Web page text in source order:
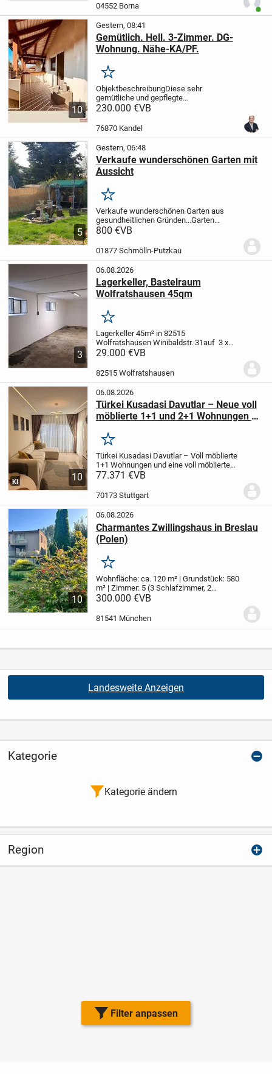
Filter anpassen
04552 Borna
10
Gestern, 08:41
Gemütlich. Hell. 3-Zimmer. DG-
Wohnung. Nähe-KA/PF.
Merken
ObjektbeschreibungDiese sehr
gemütliche und gepflegte
Dachgeschosswohnung befindet sich in
1995 in ruhiger Wohnlage von
230.000 €VB
76870 Kandel
5
Gestern, 06:48
Verkaufe wunderschönen Garten mit
Aussicht
Merken
Verkaufe wunderschönen Garten aus
gesundheitlichen Gründen...Garten
befindet sich unterhalb vom Steinbruch in
Anbaupflichten..!!..und man ist schnell im
800 €VB
01877 Schmölln-Putzkau
3
06.08.2026
Lagerkeller, Bastelraum
Wolfratshausen 45qm
Merken
Lagerkeller 45m² in 82515
Wolfratshausen Winibaldstr. 31auf 3 x
15m bietet sich viel Stellwand für
Zähler Der Raum hat 2 Fenster, Zufahrt
29.000 €VB
82515 Wolfratshausen
10
KI
06.08.2026
Türkei Kusadasi Davutlar – Neue voll
möblierte 1+1 und 2+1 Wohnungen zu
Merken
Türkei Kusadasi Davutlar – Voll möblierte
1+1 Wohnungen und eine voll möblierte
2+1 WohnungUnsere Wohnungen sind
der Nähe von Supermärkten, dem
Gesundheitszent...
77.371 €VB
70173 Stuttgart
10
06.08.2026
Charmantes Zwillingshaus in Breslau
(Polen)
Merken
Wohnfläche: ca. 120 m² | Grundstück: 580
m² | Zimmer: 5 (3 Schlafzimmer, 2
Wohnzimmer) | Baujahr: 1970er
(Doppelhaushälfte) aus den 1970er
Jahren bietet auf...
300.000 €VB
81541 München
Landesweite Anzeigen
Kategorie
Kategorie ändern
Region